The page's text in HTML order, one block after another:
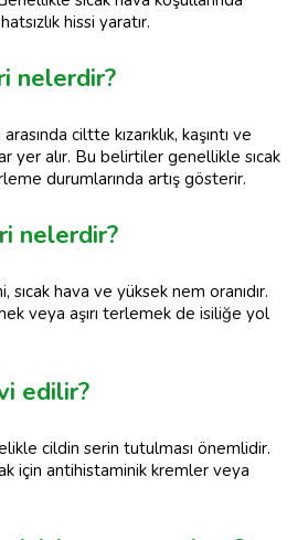
hissi yaratır.
nelerdir?
ciltte kızarıklık, kaşıntı ve
yer alır. Bu belirtiler genellikle sıcak
durumlarında artış gösterir.
nelerdir?
sıcak hava ve yüksek nem oranıdır.
veya aşırı terlemek de isiliğe yol
edilir?
cildin serin tutulması önemlidir.
için antihistaminik kremler veya